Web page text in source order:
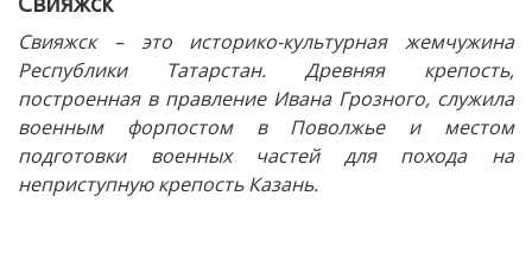
Свияжск – это историко-культурная жемчужина
Республики Татарстан. Древняя крепость,
построенная в правление Ивана Грозного, служила
военным форпостом в Поволжье и местом
подготовки военных частей для похода на
неприступную крепость Казань.